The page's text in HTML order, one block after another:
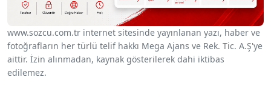
www.sozcu.com.tr internet sitesinde yayınlanan yazı, haber ve
fotoğrafların her türlü telif hakkı Mega Ajans ve Rek. Tic. A.Ş'ye
aittir. İzin alınmadan, kaynak gösterilerek dahi iktibas
edilemez.